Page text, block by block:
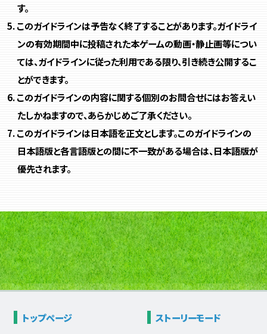
す。
このガイドラインは予告なく終了することがあります。ガイドライ
ンの有効期間中に投稿された本ゲームの動画・静止画等につい
ては、ガイドラインに従った利用である限り、引き続き公開するこ
とができます。
このガイドラインの内容に関する個別のお問合せにはお答えい
たしかねますので、あらかじめご了承ください。
このガイドラインは日本語を正文とします。このガイドラインの
日本語版と各言語版との間に不一致がある場合は、日本語版が
優先されます。
トップページ ストーリーモード